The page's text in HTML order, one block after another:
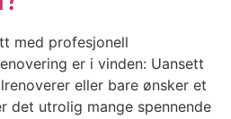
med profesjonell
er i vinden: Uansett
eller bare ønsker et
det utrolig mange spennende